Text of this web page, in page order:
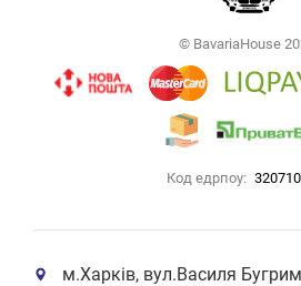
© BavariaHouse
Код едрпоу:
м.Харків, вул.Василя